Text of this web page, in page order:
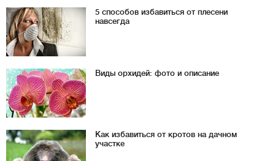
5 способов избавиться от плесени
навсегда
Виды орхидей: фото и описание
Как избавиться от кротов на дачном
участке